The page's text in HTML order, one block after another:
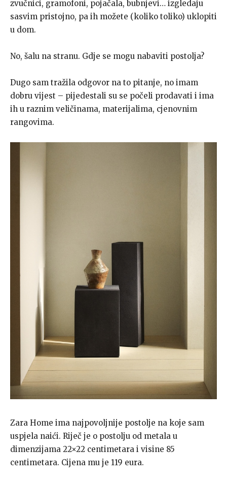
zvučnici, gramofoni, pojačala, bubnjevi… izgledaju
sasvim pristojno, pa ih možete (koliko toliko) uklopiti
u dom.
No, šalu na stranu. Gdje se mogu nabaviti postolja?
Dugo sam tražila odgovor na to pitanje, no imam
dobru vijest – pijedestali su se počeli prodavati i ima
ih u raznim veličinama, materijalima, cjenovnim
rangovima.
Zara Home ima najpovoljnije postolje na koje sam
uspjela naići. Riječ je o postolju od metala u
dimenzijama 22×22 centimetara i visine 85
centimetara. Cijena mu je 119 eura.